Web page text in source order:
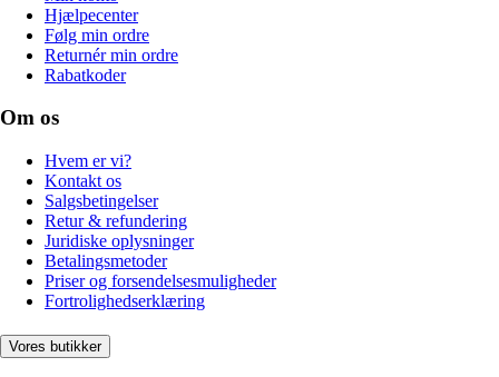
Hjælpecenter
Følg min ordre
Returnér min ordre
Rabatkoder
Om os
Hvem er vi?
Kontakt os
Salgsbetingelser
Retur & refundering
Juridiske oplysninger
Betalingsmetoder
Priser og forsendelsesmuligheder
Fortrolighedserklæring
Vores butikker